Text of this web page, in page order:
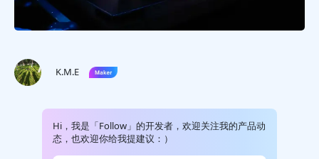
K.M.E
Hi，我是「Follow」的开发者，欢迎关注我的产品动
态，也欢迎你给我提建议：）